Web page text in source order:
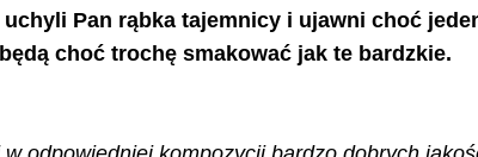
Pan rąbka tajemnicy i ujawni choć
choć trochę smakować jak te bardzkie.